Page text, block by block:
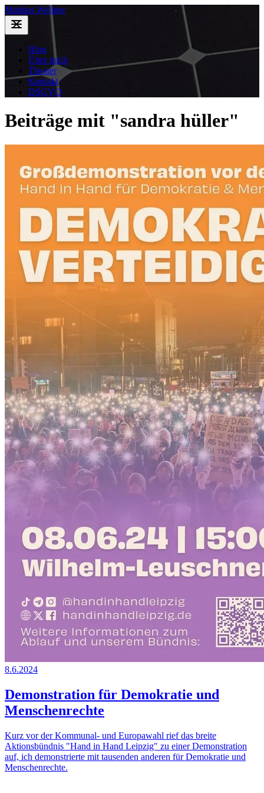
Mathias Wellner
Blog
Über mich
Theater
Kontakt
DSGVO
Beiträge mit "sandra hüller"
8.6.2024
Demonstration für Demokratie und
Menschenrechte
Kurz vor der Kommunal- und Europawahl rief das breite
Aktionsbündnis "Hand in Hand Leipzig" zu einer Demonstration
auf, ich demonstrierte mit tausenden anderen für Demokratie und
Menschenrechte.